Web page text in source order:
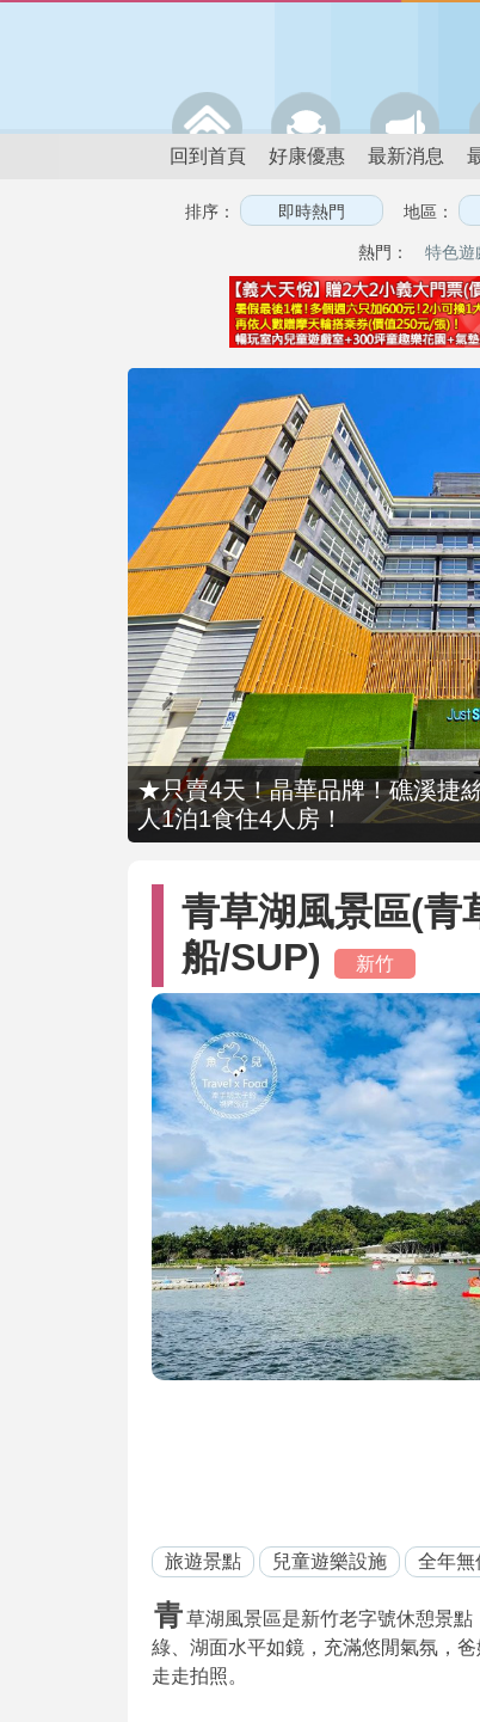
回到首頁 好康優惠 最新消息
排序： 地區：
熱門： 特色遊
★只賣4天！晶華品牌！礁溪捷
人1泊1食住4人房！
青草湖風景區(青
船/SUP)
新竹
旅遊景點 兒童遊樂設施 全年無
青草湖風景區是新竹老字號休憩景
綠、湖面水平如鏡，充滿悠閒氣氛，
走走拍照。